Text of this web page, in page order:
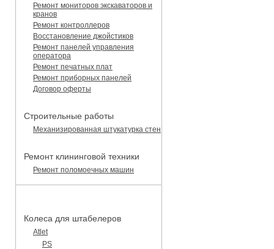
Ремонт мониторов экскаваторов и
кранов
Ремонт контроллеров
Восстановление джойстиков
Ремонт панелей управления
оператора
Ремонт печатных плат
Ремонт приборных панелей
Договор оферты
Строительные работы
Механизированная штукатурка стен
Ремонт клининговой техники
Ремонт поломоечных машин
Колеса для штабелеров
Atlet
PS